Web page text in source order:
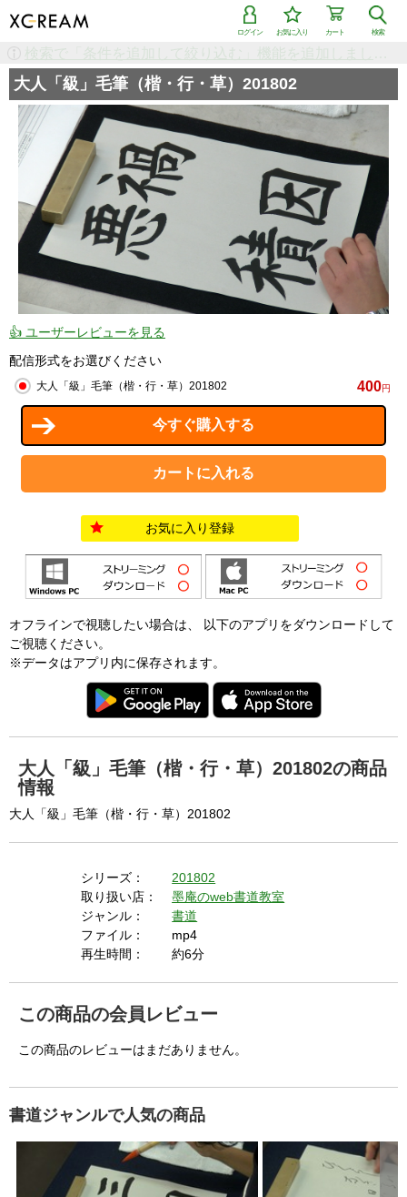
検索
カート
お気に入り
ログイン
大人「級」毛筆（楷・行・草）201802
👍 ユーザーレビューを見る
配信形式をお選びください
大人「級」毛筆（楷・行・草）201802 400円
お気に入り登録
オフラインで視聴したい場合は、 以下のアプリをダウンロードして
ご視聴ください。
※データはアプリ内に保存されます。
大人「級」毛筆（楷・行・草）201802の商品
情報
大人「級」毛筆（楷・行・草）201802
シリーズ：
201802
取り扱い店：
墨庵のweb書道教室
ジャンル：
書道
ファイル：
mp4
再生時間：
約6分
この商品の会員レビュー
この商品のレビューはまだありません。
書道ジャンルで人気の商品